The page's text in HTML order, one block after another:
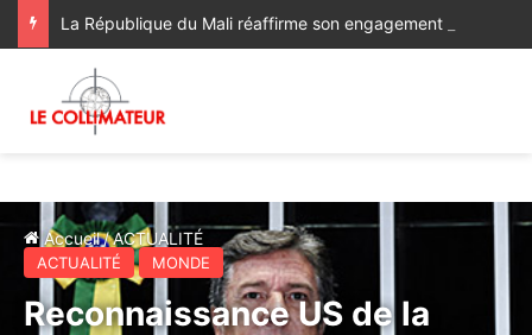
Accueil/ACTUALITÉ
ACTUALITÉ MONDE
Reconnaissance US de la